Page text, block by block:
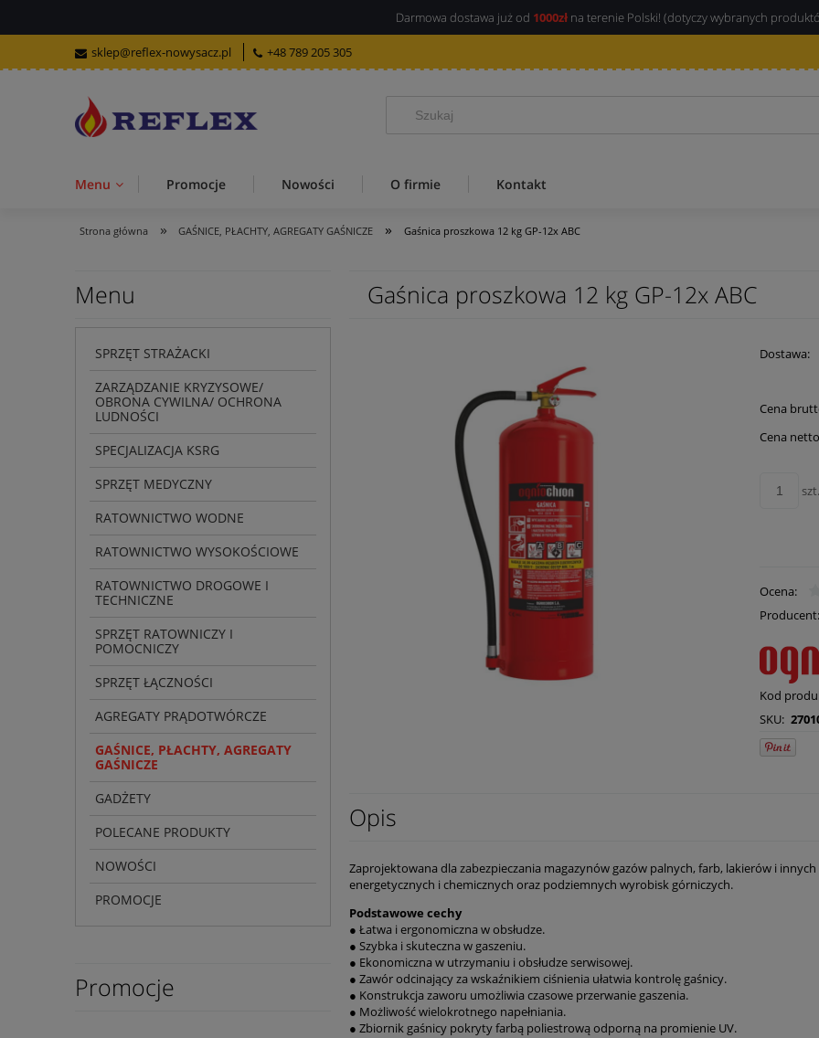
Darmowa dostawa już od 1000zł na terenie Polski! (dotyczy wybranych
sklep@reflex-nowysacz.pl +48 789 205 305
Menu Promocje Nowości O firmie Kontakt
Strona główna » GAŚNICE, PŁACHTY, AGREGATY GAŚNICZE » Gaśnica proszkowa 12 kg GP-12x ABC
Menu
SPRZĘT STRAŻACKI
ZARZĄDZANIE KRYZYSOWE/
OBRONA CYWILNA/ OCHRONA
LUDNOŚCI
SPECJALIZACJA KSRG
SPRZĘT MEDYCZNY
RATOWNICTWO WODNE
RATOWNICTWO WYSOKOŚCIOWE
RATOWNICTWO DROGOWE I
TECHNICZNE
SPRZĘT RATOWNICZY I
POMOCNICZY
SPRZĘT ŁĄCZNOŚCI
AGREGATY PRĄDOTWÓRCZE
GAŚNICE, PŁACHTY, AGREGATY
GAŚNICZE
GADŻETY
POLECANE PRODUKTY
NOWOŚCI
PROMOCJE
Promocje
Gaśnica proszkowa 12 kg GP-12x ABC
Dostawa:
Cena nie
Cena
Cena
szt.
Ocena:
Producent:
Kod
SKU:
Opis
Zaprojektowana dla zabezpieczania magazynów gazów palnych, farb, lakierów i innych
energetycznych i chemicznych oraz podziemnych wyrobisk górniczych.
Podstawowe cechy
● Łatwa i ergonomiczna w obsłudze.
● Szybka i skuteczna w gaszeniu.
● Ekonomiczna w utrzymaniu i obsłudze serwisowej.
● Zawór odcinający za wskaźnikiem ciśnienia ułatwia kontrolę gaśnicy.
● Konstrukcja zaworu umożliwia czasowe przerwanie gaszenia.
● Możliwość wielokrotnego napełniania.
● Zbiornik gaśnicy pokryty farbą poliestrową odporną na promienie UV.